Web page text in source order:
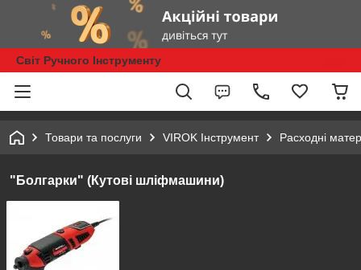
Світ Ручного Інструменту
Товари та послуги VIROK Інструмент Расходні
"Болгарки" (Кутові шліфмашини)